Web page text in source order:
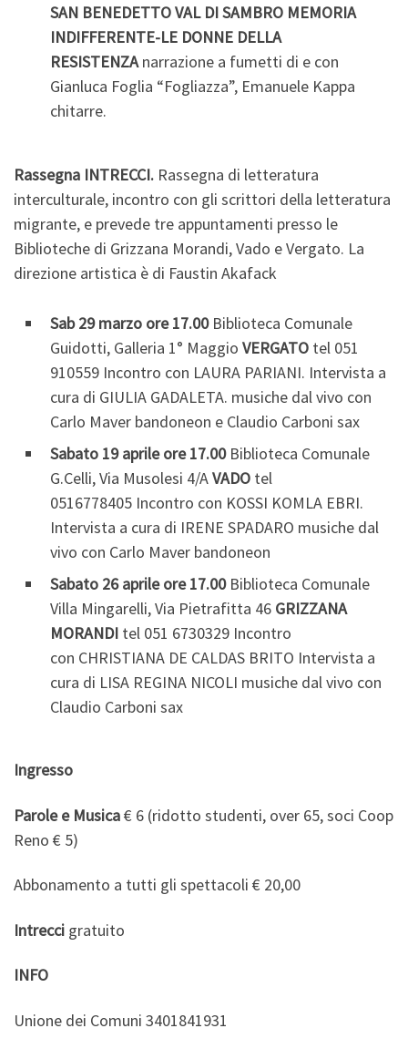
SAN BENEDETTO VAL DI SAMBRO MEMORIA
INDIFFERENTE-LE DONNE DELLA
RESISTENZAnarrazione a fumetti di e con
Gianluca Foglia “Fogliazza”, Emanuele Kappa
chitarre.
Rassegna INTRECCI. Rassegna di letteratura
interculturale, incontro con gli scrittori della letteratura
migrante, e prevede tre appuntamenti presso le
Biblioteche di Grizzana Morandi, Vado e Vergato. La
direzione artistica è di Faustin Akafack
Sab 29 marzo ore 17.00 Biblioteca Comunale
Guidotti, Galleria 1° Maggio VERGATO tel 051
910559 Incontro con LAURA PARIANI. Intervista a
cura di GIULIA GADALETA. musiche dal vivo con
Carlo Maver bandoneon e Claudio Carboni sax
Sabato 19 aprile ore 17.00 Biblioteca Comunale
G.Celli, Via Musolesi 4/AVADO tel
0516778405 Incontro con KOSSI KOMLA EBRI.
Intervista a cura di IRENE SPADARO musiche dal
vivo con Carlo Maver bandoneon
Sabato 26 aprile ore 17.00Biblioteca Comunale
Villa Mingarelli, Via Pietrafitta 46 GRIZZANA
MORANDI tel 051 6730329 Incontro
con CHRISTIANA DE CALDAS BRITO Intervista a
cura di LISA REGINA NICOLI musiche dal vivo con
Claudio Carboni sax
Ingresso
Parole e Musica€ 6 (ridotto studenti, over 65, soci Coop
Reno € 5)
Abbonamento a tutti gli spettacoli € 20,00
Intrecci gratuito
INFO
Unione dei Comuni 3401841931